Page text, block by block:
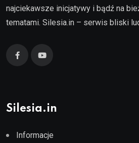
najciekawsze inicjatywy i bądź na
tematami. Silesia.in – serwis bliski
Silesia.in
Informacje